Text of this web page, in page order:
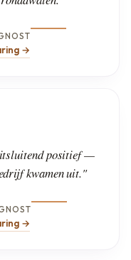
→
positief —
kwamen uit."
→